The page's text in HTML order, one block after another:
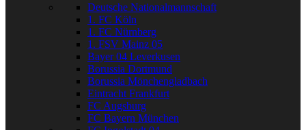
Deutsche Nationalmannschaft
1. FC Köln
1. FC Nürnberg
1. FSV Mainz 05
Bayer 04 Leverkusen
Borussia Dortmund
Borussia Mönchengladbach
Eintracht Frankfurt
FC Augsburg
FC Bayern München